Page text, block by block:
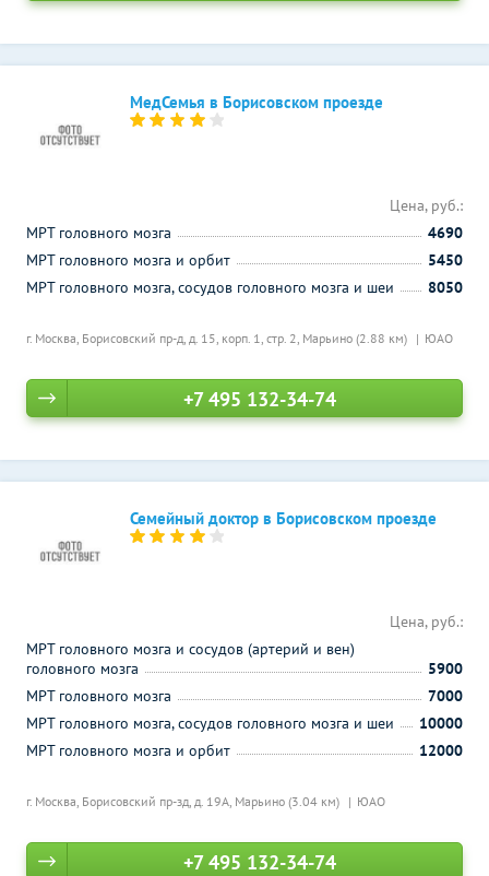
МедСемья в Борисовском проезде
г. Москва, Борисовский пр-д, д. 15, корп. 1, стр. 2, Марьино (2.88 км) ЮАО
Цена, руб.:
МРТ головного мозга
4690
МРТ головного мозга и орбит
5450
МРТ головного мозга, сосудов головного мозга и шеи
8050
+7 495 132-34-74
Семейный доктор в Борисовском проезде
г. Москва, Борисовский пр-зд, д. 19А, Марьино (3.04 км) ЮАО
Цена, руб.:
МРТ головного мозга и сосудов (артерий и вен)
головного мозга
5900
МРТ головного мозга
7000
МРТ головного мозга, сосудов головного мозга и шеи
10000
МРТ головного мозга и орбит
12000
+7 495 132-34-74